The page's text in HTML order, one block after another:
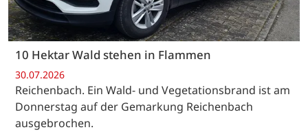
10 Hektar Wald stehen in Flammen
30.07.2026
Reichenbach. Ein Wald- und Vegetationsbrand ist am
Donnerstag auf der Gemarkung Reichenbach
ausgebrochen.